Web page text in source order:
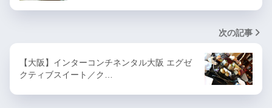
次の記事
【大阪】インターコンチネンタル大阪 エグゼ
クティブスイート／ク…